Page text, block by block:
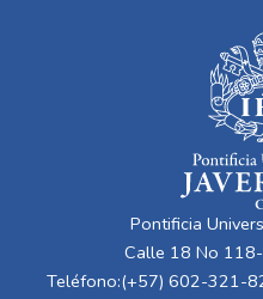
Pontificia
Calle 18 No
Teléfono:(+57) 602-321-